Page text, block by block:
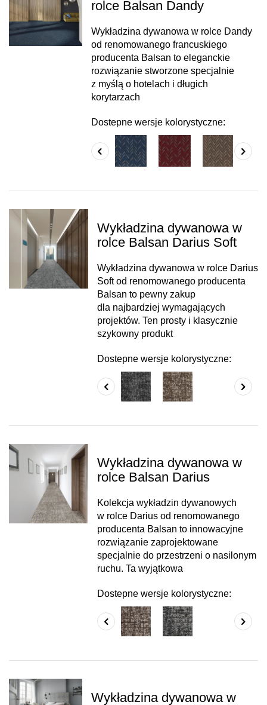
rolce Balsan Dandy
Wykładzina dywanowa w rolce Dandy
od renomowanego francuskiego
producenta Balsan to eleganckie
rozwiązanie stworzone specjalnie
z myślą o hotelach i długich
korytarzach
Dostepne wersje kolorystyczne:
Wykładzina dywanowa w
rolce Balsan Darius Soft
Wykładzina dywanowa w rolce Darius
Soft od renomowanego producenta
Balsan to pewny zakup
dla najbardziej wymagających
projektów. Ten prosty i klasycznie
szykowny produkt
Dostepne wersje kolorystyczne:
Wykładzina dywanowa w
rolce Balsan Darius
Kolekcja wykładzin dywanowych
w rolce Darius od renomowanego
producenta Balsan to innowacyjne
rozwiązanie zaprojektowane
specjalnie do przestrzeni o nasilonym
ruchu. Ta wyjątkowa
Dostepne wersje kolorystyczne:
Wykładzina dywanowa w